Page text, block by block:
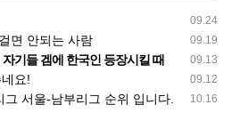
09.24
09.19
면 안되는 사람
09.13
기들 겜에 한국인 등장시킬 때
09.12
요!
10.16
서울-남부리그 순위 입니다.